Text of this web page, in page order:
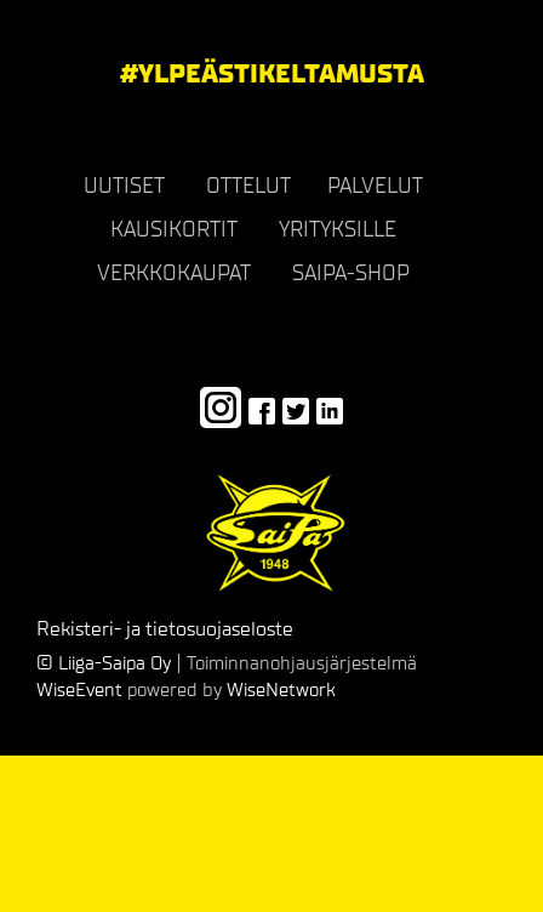
#YLPEÄSTIKELTAMUSTA
UUTISET OTTELUT
PALVELUT
KAUSIKORTIT
YRITYKSILLE
VERKKOKAUPAT
SAIPA-SHOP
Rekisteri- ja tietosuojaseloste
© Liiga-Saipa Oy | Toiminnanohjausjärjestelmä
WiseEvent powered by WiseNetwork